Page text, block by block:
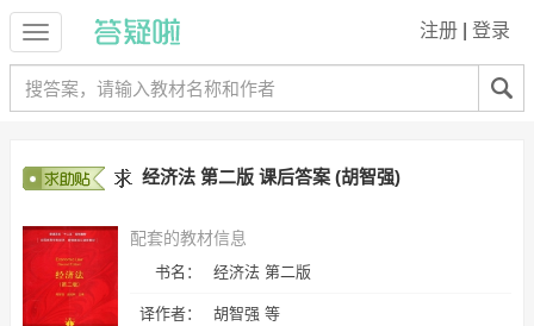
注册 登录
经济法 第二版 课后答案 (胡智强)
配套的教材信息
书名： 经济法 第二版
译作者： 胡智强 等